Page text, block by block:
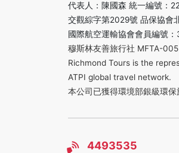
代表人：陳國森 統一編號：
交觀綜字第2029號 品保協會
國際航空運輸協會會員編號
穆斯林友善旅行社 MFTA-005
Richmond Tours is the
ATPI global travel network.
本公司已獲得環境部銀級環
4493535